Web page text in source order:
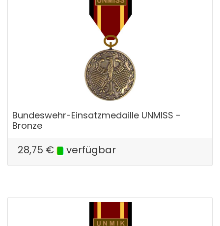
Bundeswehr-Einsatzmedaille UNMISS -
Bronze
28,75 € verfügbar